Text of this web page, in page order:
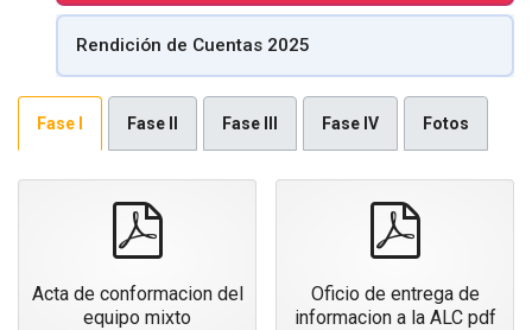
Rendición de Cuentas 2025
Fase I Fase II Fase III Fase IV Fotos
Acta de conformacion del
equipo mixto
Oficio de entrega de
informacion a la ALC pdf